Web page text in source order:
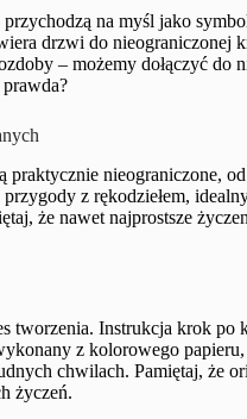
na myśl jako
drzwi do nieograniczonej
– możemy dołączyć do
nieograniczone,
z rękodziełem,
że nawet najprostsze
tworzenia. Instrukcja krok po
z kolorowego
chwilach. Pamiętaj, że
życzeń.